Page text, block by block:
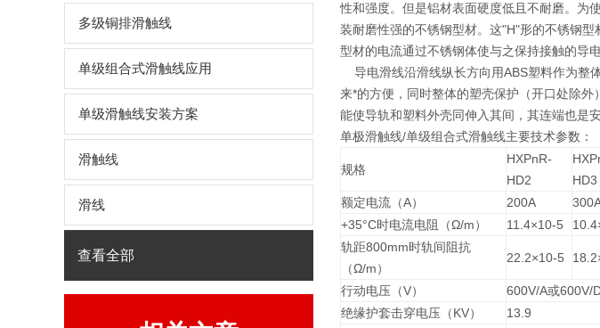
多级铜排滑触线
单级组合式滑触线应用
单级滑触线安装方案
滑触线
滑线
查看全部
性和强度。但是铝材表面硬度低且不耐磨。为
装耐磨性强的不锈钢型材。这"H"形的不锈钢
型材的电流通过不锈钢体使与之保持接触的导
导电滑线沿滑线纵长方向用ABS塑料作为整
来*的方便，同时整体的塑壳保护（开口处除
能使导轨和塑料外壳同伸入其间，其连端也是安
单极滑触线/单级组合式滑触线主要技术参数：
规格
HXPnR-
HD2
HD3
额定电流（A）
200A
+35°C时电流电阻（Ω/m）
11.4×10-5
轨距800mm时轨间阻抗
（Ω/m）
22.2×10-5
行动电压（V）
600V/A或600V/
绝缘护套击穿电压（KV）
13.9